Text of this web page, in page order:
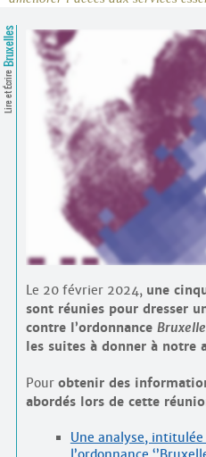
Lire et Écrire
Bruxelles
Le 20 février 2024, une
sont réunies pour dresser
contre l’ordonnance
les suites à donner à notre
Pour obtenir des
abordés lors de cette
Une analyse,